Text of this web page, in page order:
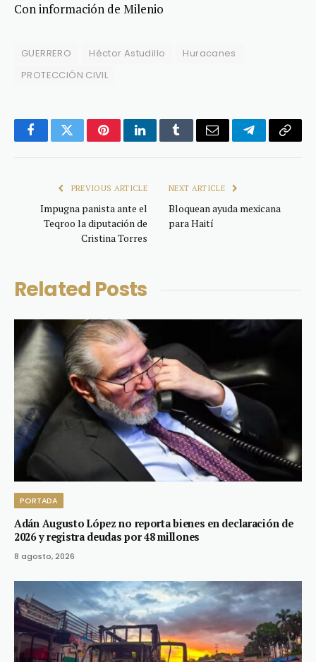
Con información de Milenio
GUERRERO Héctor Astudillo
Huracanes
PROTECCIÓN CIVIL
FacebookTwitterPinterestLinkedInTumblrEmail TelegramCopy
PREVIOUS ARTICLE
Impugna panista ante el
Teqroo la diputación de
Cristina Torres
NEXT ARTICLE
Bloquean ayuda mexicana
para Haití
Related Posts
PORTADA
Adán Augusto López no reporta bienes en declaración de
2026 y registra deudas por 48 millones
8 agosto, 2026